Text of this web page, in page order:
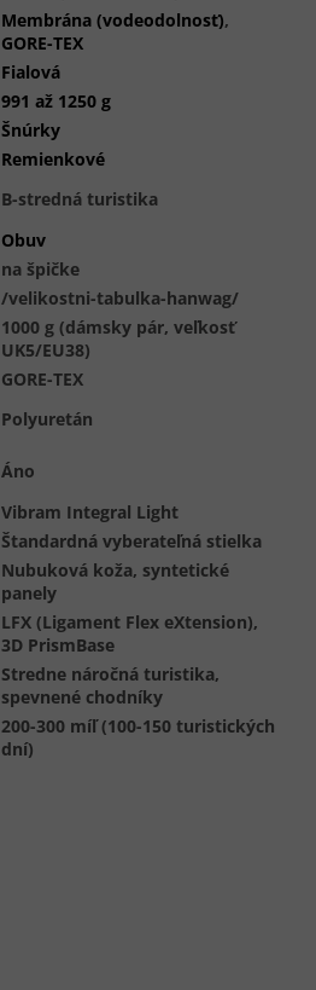
Membrána (vodeodolnosť),
GORE-TEX
Fialová
991 až 1250 g
Šnúrky
Remienkové
B-stredná turistika
Obuv
na špičke
/velikostni-tabulka-hanwag/
1000 g (dámsky pár, veľkosť
UK5/EU38)
GORE-TEX
Polyuretán
Áno
Vibram Integral Light
Štandardná vyberateľná stielka
Nubuková koža, syntetické
panely
LFX (Ligament Flex eXtension),
3D PrismBase
Stredne náročná turistika,
spevnené chodníky
200-300 míľ (100-150 turistických
dní)